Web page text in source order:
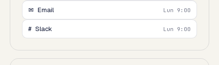
✉ Email Lun 9:00
# Slack Lun 9:00